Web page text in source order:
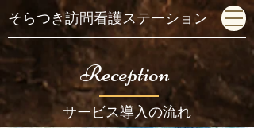
そらつき訪問看護ステーション
Reception
​サービス導入の流れ